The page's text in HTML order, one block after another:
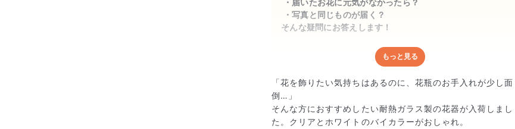
写真と同じものが届く？
そんな疑問にお答えします！
どんな梱包で届くの？
出荷前に水揚げ（花が水を吸いやすくなる処理）を施し、専用
ボックスに丁寧に梱包してお届けしています。きゅっとまとめ
られて一見窮屈そうに見えますが、輸送中の衝撃による折れや
擦れを軽減する効果があります。
もっと見る
「花を飾りたい気持ちはあるのに、花瓶のお手入れが少し面
倒…」
そんな方におすすめしたい耐熱ガラス製の花器が入荷しまし
た。クリアとホワイトのバイカラーがおしゃれ。